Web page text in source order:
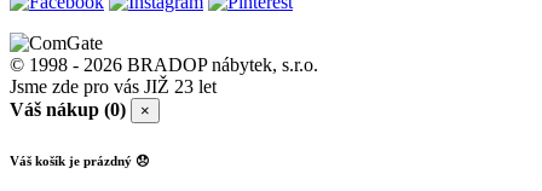
© 1998 - 2026 BRADOP nábytek, s.r.o.
Jsme zde pro vás JIŽ 23 let
Váš nákup (0)
×
Váš košík je prázdný 😞